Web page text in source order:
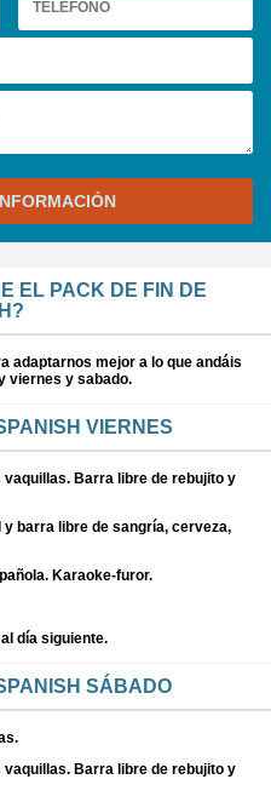
EL PACK DE FIN DE
adaptarnos mejor a lo que andáis
viernes y sabado.
VIERNES
Barra libre de rebujito y
barra libre de sangría, cerveza,
Karaoke-furor.
día siguiente.
SÁBADO
Barra libre de rebujito y